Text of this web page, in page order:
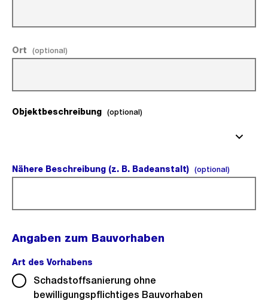
Ort (optional)
Objektbeschreibung (optional)(optional).
Nähere Beschreibung (z. B. Badeanstalt) (optional)
Angaben zum Bauvorhaben
Art des Vorhabens
Schadstoffsanierung ohne
bewilligungspflichtiges Bauvorhaben